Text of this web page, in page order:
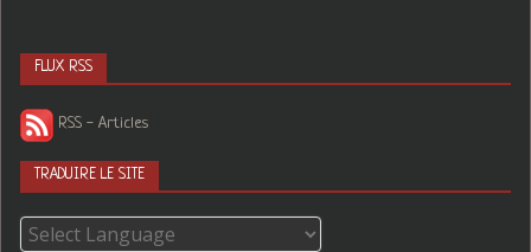
FLUX RSS
RSS - Articles
TRADUIRE LE SITE